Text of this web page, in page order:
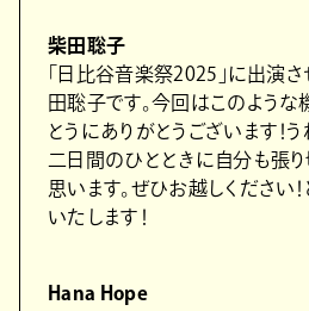
柴⽥聡⼦
「⽇⽐⾕⾳楽祭2025」に出演
⽥聡⼦です。今回はこのよう
とうにありがとうございます！
⼆⽇間のひとときに⾃分も張
思います。ぜひお越しください
いたします！
Hana Hope